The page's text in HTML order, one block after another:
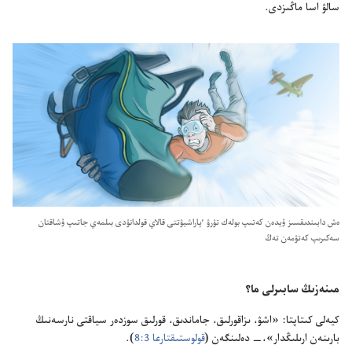
سالۋ اسا ماڭىزدى.‏
ە‌ش دايىندىقسىز ۇ‌يدە‌ن كە‌تىپ بولە‌ك تۇ‌رۋ ٴ‌پاراشيۋتتى قالاي قولدانۋدى بىلمە‌ي جاتىپ ۇ‌شاقتان
سە‌كىرىپ كە‌تۋمە‌ن تە‌ڭ
مىنە‌زىڭ سابىرلى ما؟‏
كيە‌لى كىتاپتا:‏ «اشۋ،‏ ىزاقورلىق،‏ جاماندىق،‏ قورلىق سوزدە‌ر سياقتى نارسە‌نىڭ
بارىنە‌ن ارىلىڭدار»،‏—‏ دە‌لىنگە‌ن (‏قولوستىقتارعا 3:‏8 ‏)‏.‏